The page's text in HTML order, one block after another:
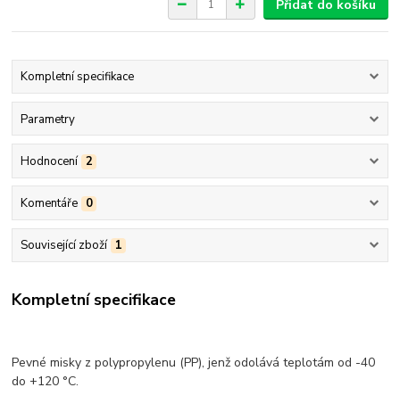
Přidat do košíku
Kompletní specifikace
Parametry
Hodnocení 2
Komentáře 0
Související zboží 1
Kompletní specifikace
Pevné misky z polypropylenu (PP), jenž odolává teplotám od -40
do +120 °C.